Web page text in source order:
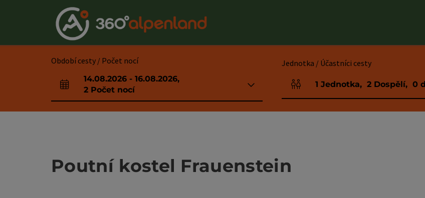
Accesskey
Accesskey
[1]
Začátek stránkyAccesskey
[2]
Accesskey
[3]
Accesskey
Accesskey
[5]
Pokyny k používání webové stránky
Úvodní stranaAccesskey
[7]
Období cesty / Počet nocí
Pole příjezdu a odjezdu
14.08.2026 - 16.08.2026,
2 Počet nocí
Jednotka / Účastníci cesty
Počet jednotek a polí pro osoby
1 Jednotka, 2 Dospělí, 0
Poutní kostel Frauenstein